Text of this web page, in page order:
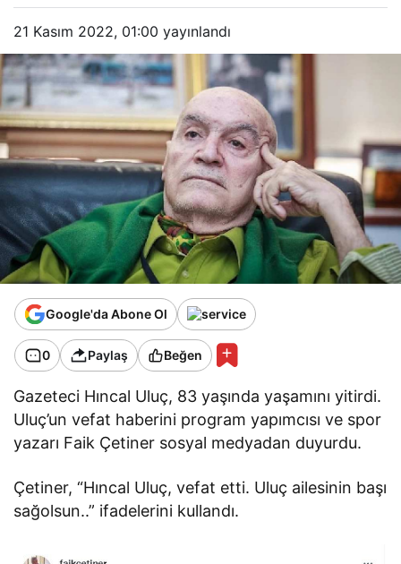
21 Kasım 2022, 01:00 yayınlandı
Google'da Abone Ol
0 Paylaş Beğen
Gazeteci Hıncal Uluç, 83 yaşında yaşamını yitirdi.
Uluç’un vefat haberini program yapımcısı ve spor
yazarı Faik Çetiner sosyal medyadan duyurdu.
Çetiner, “Hıncal Uluç, vefat etti. Uluç ailesinin başı
sağolsun..” ifadelerini kullandı.